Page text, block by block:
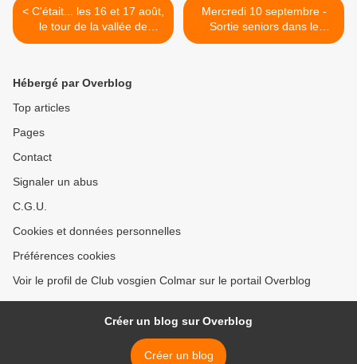
< C'était... les 16 et 17 août,
le tour de la vallée de
Munster...
Mercredi 10 septembre -
Sortie seniors dans le
Sundgau >
Hébergé par Overblog
Top articles
Pages
Contact
Signaler un abus
C.G.U.
Cookies et données personnelles
Préférences cookies
Voir le profil de Club vosgien Colmar sur le portail Overblog
Créer un blog sur Overblog
Créer un blog